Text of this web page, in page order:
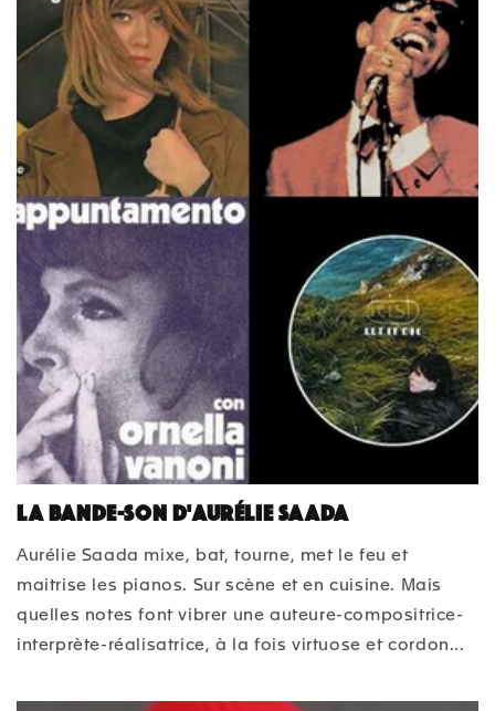
La bande-son d'Aurélie Saada
Aurélie Saada mixe, bat, tourne, met le feu et
maitrise les pianos. Sur scène et en cuisine. Mais
quelles notes font vibrer une auteure-compositrice-
interprète-réalisatrice, à la fois virtuose et cordon...